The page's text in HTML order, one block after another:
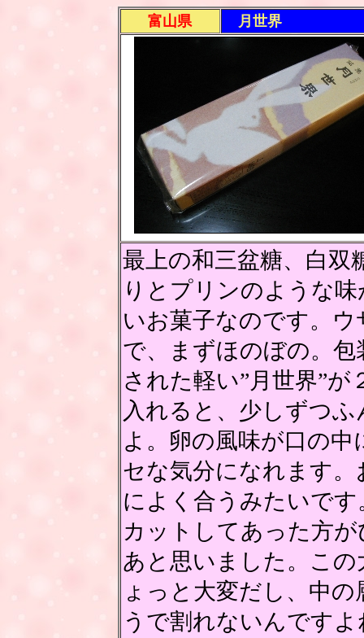
富山県 月世界
最上の和三盆糖、白双
りとプリンのような
いお菓子なのです。
で、まずほのぼの。
された軽い”月世界”
入れると、少しずつ
よ。卵の風味が口の
セな気分になれます
によく合うみたいで
カットしてあった方
あと思いました。こ
ょっと大変だし、中
うで割れないんです